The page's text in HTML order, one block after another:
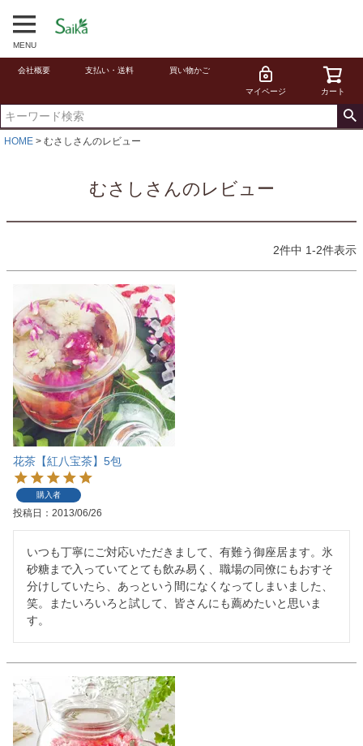
MENU
会社概要 支払い・送料 買い物かご
マイページ カート
HOME むさしさんのレビュー
むさしさんのレビュー
2件中 1-2件表示
花茶【紅八宝茶】5包
購入者
投稿日 2013/06/26
いつも丁寧にご対応いただきまして、有難う御座居ます。氷
砂糖まで入っていてとても飲み易く、職場の同僚にもおすそ
分けしていたら、あっという間になくなってしまいました、
笑。またいろいろと試して、皆さんにも薦めたいと思いま
す。